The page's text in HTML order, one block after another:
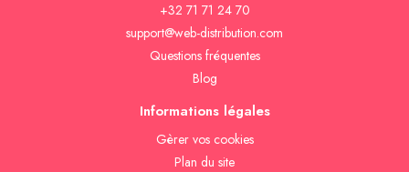
+32 71 71 24 70
support@web-distribution.com
Questions fréquentes
Blog
Informations légales
Gèrer vos cookies
Plan du site